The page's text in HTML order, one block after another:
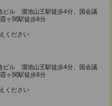
ビル 溜池山王駅徒歩4分、国会議
ヶ関駅徒歩8分
ください
ビル 溜池山王駅徒歩4分、国会議
ヶ関駅徒歩8分
ください